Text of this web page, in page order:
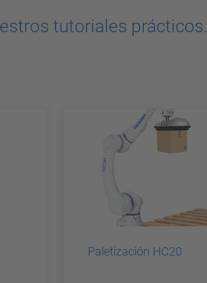
tutoriales prácticos.
Paletización HC20